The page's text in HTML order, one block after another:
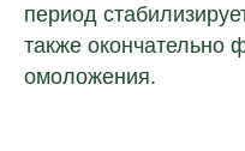
период
также окончательно
омоложения.